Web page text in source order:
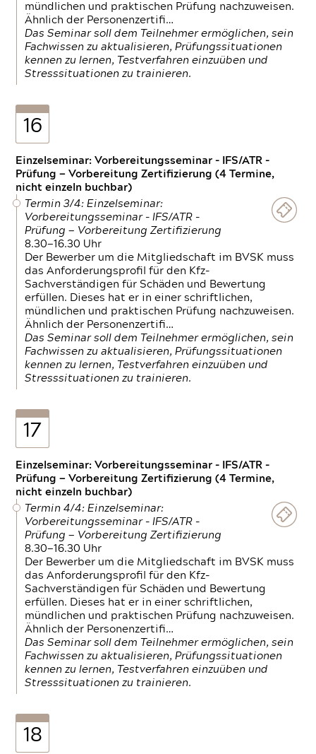
mündlichen und praktischen Prüfung nachzuweisen.
Ähnlich der Personenzertifi…
Das Seminar soll dem Teilnehmer ermöglichen, sein
Fachwissen zu aktualisieren, Prüfungssituationen
kennen zu lernen, Testverfahren einzuüben und
Stresssituationen zu trainieren.
16
Einzelseminar: Vorbereitungsseminar - IFS/ATR -
Prüfung — Vorbereitung Zertifizierung (4 Termine,
nicht einzeln buchbar)
Termin 3/4: Einzelseminar:
Vorbereitungsseminar - IFS/ATR -
Prüfung — Vorbereitung Zertifizierung
8.30—16.30 Uhr
Der Bewerber um die Mitgliedschaft im BVSK muss
das Anforderungsprofil für den Kfz-
Sachverständigen für Schäden und Bewertung
erfüllen. Dieses hat er in einer schriftlichen,
mündlichen und praktischen Prüfung nachzuweisen.
Ähnlich der Personenzertifi…
Das Seminar soll dem Teilnehmer ermöglichen, sein
Fachwissen zu aktualisieren, Prüfungssituationen
kennen zu lernen, Testverfahren einzuüben und
Stresssituationen zu trainieren.
17
Einzelseminar: Vorbereitungsseminar - IFS/ATR -
Prüfung — Vorbereitung Zertifizierung (4 Termine,
nicht einzeln buchbar)
Termin 4/4: Einzelseminar:
Vorbereitungsseminar - IFS/ATR -
Prüfung — Vorbereitung Zertifizierung
8.30—16.30 Uhr
Der Bewerber um die Mitgliedschaft im BVSK muss
das Anforderungsprofil für den Kfz-
Sachverständigen für Schäden und Bewertung
erfüllen. Dieses hat er in einer schriftlichen,
mündlichen und praktischen Prüfung nachzuweisen.
Ähnlich der Personenzertifi…
Das Seminar soll dem Teilnehmer ermöglichen, sein
Fachwissen zu aktualisieren, Prüfungssituationen
kennen zu lernen, Testverfahren einzuüben und
Stresssituationen zu trainieren.
18